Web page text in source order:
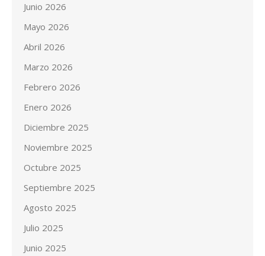
Junio 2026
Mayo 2026
Abril 2026
Marzo 2026
Febrero 2026
Enero 2026
Diciembre 2025
Noviembre 2025
Octubre 2025
Septiembre 2025
Agosto 2025
Julio 2025
Junio 2025